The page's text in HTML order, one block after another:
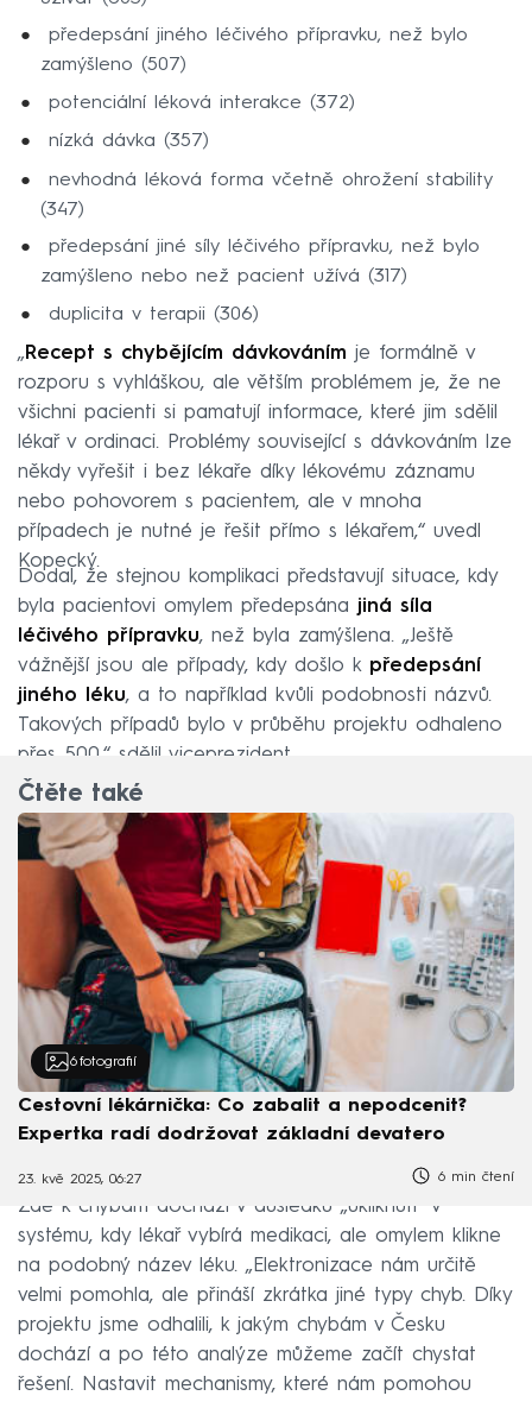
předepsání jiného léčivého přípravku, než bylo
zamýšleno (507)
potenciální léková interakce (372)
nízká dávka (357)
nevhodná léková forma včetně ohrožení stability
(347)
předepsání jiné síly léčivého přípravku, než bylo
zamýšleno nebo než pacient užívá (317)
duplicita v terapii (306)
„Recept s chybějícím dávkováním je formálně v
rozporu s vyhláškou, ale větším problémem je, že ne
všichni pacienti si pamatují informace, které jim sdělil
lékař v ordinaci. Problémy související s dávkováním lze
někdy vyřešit i bez lékaře díky lékovému záznamu
nebo pohovorem s pacientem, ale v mnoha
případech je nutné je řešit přímo s lékařem,“ uvedl
Kopecký.
Dodal, že stejnou komplikaci představují situace, kdy
byla pacientovi omylem předepsána jiná síla
léčivého přípravku, než byla zamýšlena. „Ještě
vážnější jsou ale případy, kdy došlo k předepsání
jiného léku, a to například kvůli podobnosti názvů.
Takových případů bylo v průběhu projektu odhaleno
přes 500,“ sdělil viceprezident.
Čtěte také
6 fotografií
Cestovní lékárnička: Co zabalit a nepodcenit?
Expertka radí dodržovat základní devatero
23. kvě 2025, 06:27 6 min čtení
Zde k chybám dochází v důsledku „ukliknutí“ v
systému, kdy lékař vybírá medikaci, ale omylem klikne
na podobný název léku. „Elektronizace nám určitě
velmi pomohla, ale přináší zkrátka jiné typy chyb. Díky
projektu jsme odhalili, k jakým chybám v Česku
dochází a po této analýze můžeme začít chystat
řešení. Nastavit mechanismy, které nám pomohou